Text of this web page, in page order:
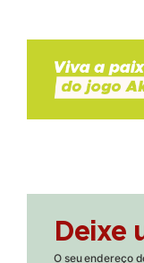
Deixe
O seu endereço